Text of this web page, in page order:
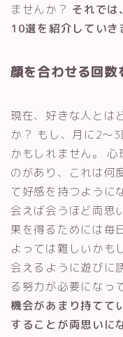
ませんか？ それでは
10選を紹介していき
顔を合わせる回数
現在、好きな人とは
か？ もし、月に2〜
かもしれません。
のがあり、これは何
て好感を持つように
会えば会うほど両思
果を得るためには毎
よっては難しいかも
会えるように遊びに
る努力が必要になっ
機会があまり持てて
することが両思いに